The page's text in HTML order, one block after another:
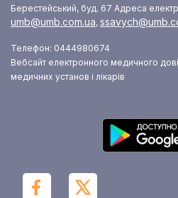
Берестейський, буд. 67 Адреса
umb@umb.com.ua,
Телефон: 0444980674
Вебсайт електронного медичного
медичних установ і лікарів